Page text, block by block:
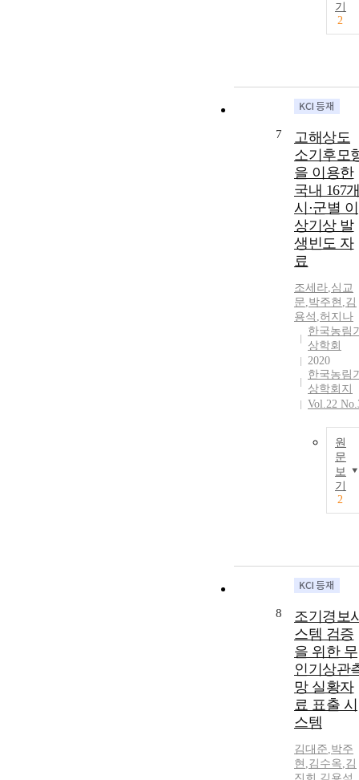
기
2
7
고해상도
소기후모
을 이용한
국내 167
시⋅군별 이
상기상 발
생빈도 자
료
조세라,심교
문,박주현 ,김
용석 ,허지나
한국농림
상학회
2020
한국농림
상학회지
Vol.22
원
문
보
기
2
8
조기경보
스템 검증
을 위한 무
인기상관
망 실황자
료 표출 시
스템
김대준,박주
현 ,김수옥,김